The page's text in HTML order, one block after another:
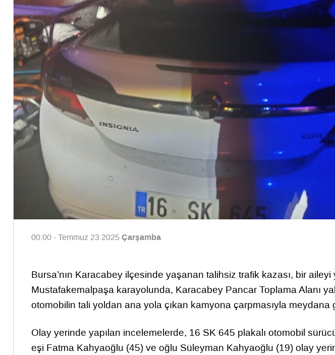
00:00 - Temmuz 23 2025Çarşamba
Bursa’nın Karacabey ilçesinde yaşanan talihsiz trafik kazası, bir
Mustafakemalpaşa karayolunda, Karacabey Pancar Toplama Alanı
otomobilin tali yoldan ana yola çıkan kamyona çarpmasıyla meydana
Olay yerinde yapılan incelemelerde, 16 SK 645 plakalı otomobil
eşi Fatma Kahyaoğlu (45) ve oğlu Süleyman Kahyaoğlu (19) olay